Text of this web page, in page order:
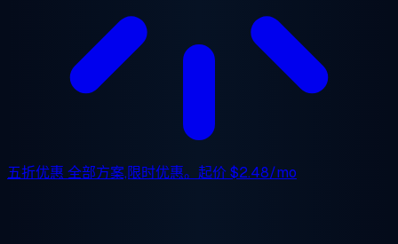
五折优惠 全部方案,限时优惠。起价$2.48/mo